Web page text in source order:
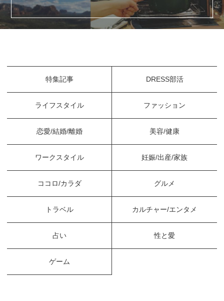
特集記事 DRESS部活
ライフスタイル ファッション
恋愛/結婚/離婚 美容/健康
ワークスタイル 妊娠/出産/家族
ココロ/カラダ グルメ
トラベル カルチャー/エンタメ
占い 性と愛
ゲーム